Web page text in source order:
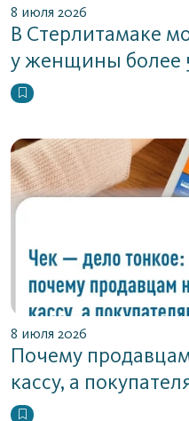
8 июля 2026
В Стерлитамаке
у женщины более
8 июля 2026
Почему
кассу, а